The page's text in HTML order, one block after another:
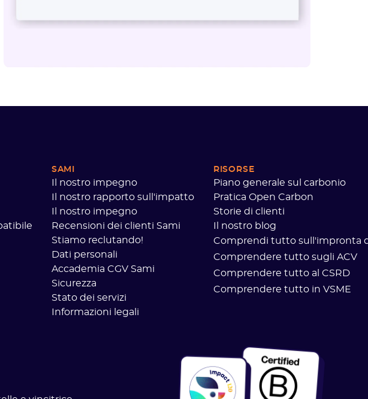
SAMI
Il nostro impegno
Il nostro rapporto sull'impatto
Il nostro impegno
Recensioni dei clienti Sami
Stiamo reclutando!
Dati personali
Accademia CGV Sami
Sicurezza
Stato dei servizi
Informazioni legali
RISORSE
Piano generale sul carbonio
Pratica Open Carbon
Storie di clienti
Il nostro blog
Comprendi tutto sull'impronta
Comprendere tutto sugli ACV
Comprendere tutto al CSRD
Comprendere tutto in VSME